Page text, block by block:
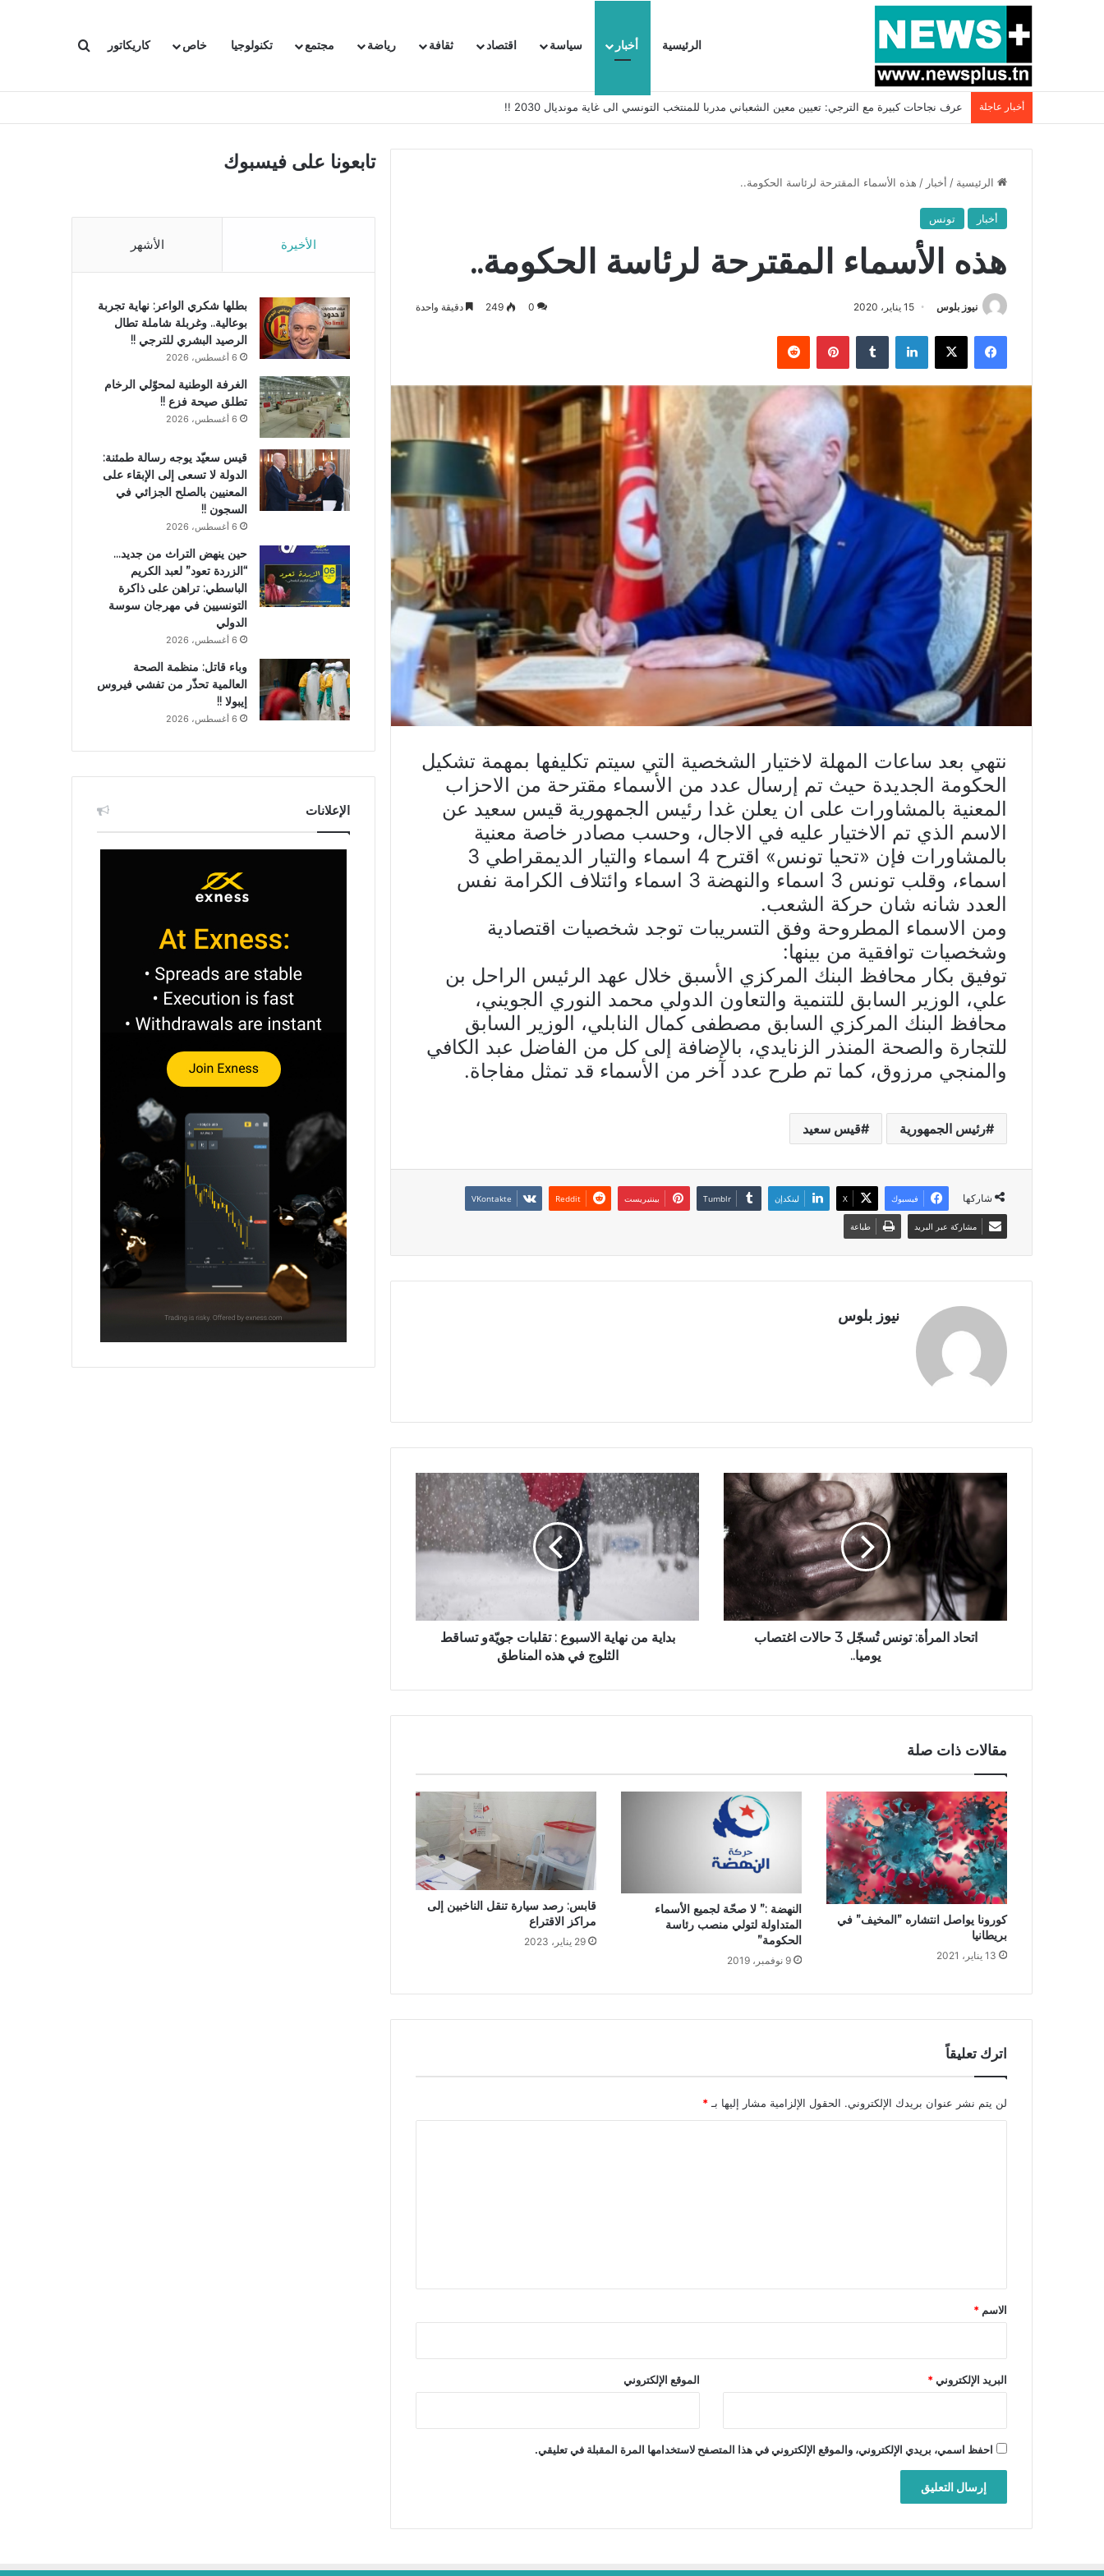
الرئيسية أخبار سياسة اقتصاد ثقافة رياضة مجتمع تكنولوجيا خاص كاريكاتور بحث عن
أخبار عاجلة بسبب المرزوقي وبتكليف من سعيّد: الخارجية تستدعي السفيرة الفرنسية بتونس وتبلغها احتجاجا شديد اللهجة !!
الرئيسية / أخبار / هذه الأسماء المقترحة لرئاسة الحكومة..
أخبار تونس
هذه الأسماء المقترحة لرئاسة الحكومة..
نيوز بلوس 15 يناير، 2020 0
249 دقيقة واحدة
فيسبوك X لينكدإن بينتيريست
نتهي بعد ساعات المهلة لاختيار الشخصية التي سيتم تكليفها بمهمة تشكيل
الحكومة الجديدة حيث تم إرسال عدد من الأسماء مقترحة من الاحزاب
المعنية بالمشاورات على ان يعلن غدا رئيس الجمهورية قيس سعيد عن
الاسم الذي تم الاختيار عليه في الاجال، وحسب مصادر خاصة معنية
بالمشاورات فإن «تحيا تونس» اقترح 4 اسماء والتيار الديمقراطي 3
اسماء، وقلب تونس 3 اسماء والنهضة 3 اسماء وائتلاف الكرامة نفس
العدد شانه شان حركة الشعب.
ومن الاسماء المطروحة وفق التسريبات توجد شخصيات اقتصادية
وشخصيات توافقية من بينها:
توفيق بكار محافظ البنك المركزي الأسبق خلال عهد الرئيس الراحل بن
علي، الوزير السابق للتنمية والتعاون الدولي محمد النوري الجويني،
محافظ البنك المركزي السابق مصطفى كمال النابلي، الوزير السابق
للتجارة والصحة المنذر الزنايدي، بالإضافة إلى كل من الفاضل عبد الكافي
والمنجي مرزوق، كما تم طرح عدد آخر من الأسماء قد تمثل مفاجاة.
رئيس الجمهورية قيس سعيد
شاركها فيسبوك X لينكدإن بينتيريست
مشاركة عبر البريد طباعة
نيوز بلوس
اتحاد المرأة: تونس تُسجّل 3 حالات اغتصاب
يوميا..
بداية من نهاية الاسبوع : تقلبات جويّةو تساقط
الثلوج في هذه المناطق
مقالات ذات صلة
كورونا يواصل انتشاره ”المخيف” في
بريطانيا
13 يناير، 2021
النهضة :” لا صحّة لجميع الأسماء
المتداولة لتولي منصب رئاسة
الحكومة”
9 نوفمبر، 2019
قابس: رصد سيارة تنقل الناخبين إلى
مراكز الاقتراع
29 يناير، 2023
اترك تعليقاً
لن يتم نشر عنوان بريدك الإلكتروني. الحقول الإلزامية مشار إليها بـ*
*
الاسم *
البريد الإلكتروني* الموقع الإلكتروني
احفظ اسمي، بريدي الإلكتروني، والموقع الإلكتروني في هذا المتصفح لاستخدامها المرة المقبلة في تعليقي.
تابعونا على فيسبوك
الأخيرة الأشهر
بطلها شكري الواعر: نهاية تجربة
بوعالية.. وغربلة شاملة تطال
الرصيد البشري للترجي !!
6 أغسطس، 2026
الغرفة الوطنية لمحوّلي الرخام
تطلق صيحة فزع !!
6 أغسطس، 2026
قيس سعيّد يوجه رسالة طمئنة:
الدولة لا تسعى إلى الإبقاء على
المعنيين بالصلح الجزائي في
السجون !!
6 أغسطس، 2026
حين ينهض التراث من جديد…
“الزردة تعود” لعبد الكريم
الباسطي: تراهن على ذاكرة
التونسيين في مهرجان سوسة
الدولي
6 أغسطس، 2026
وباء قاتل: منظمة الصحة
العالمية تحذّر من تفشي فيروس
إيبولا !!
6 أغسطس، 2026
الإعلانات